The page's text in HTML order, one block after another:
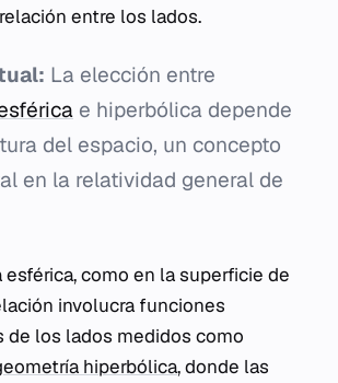
entre los lados.
La elección entre
e hiperbólica depende
del espacio, un concepto
en la relatividad general de
esférica, como en la superficie de
involucra funciones
de los lados medidos como
hiperbólica, donde las